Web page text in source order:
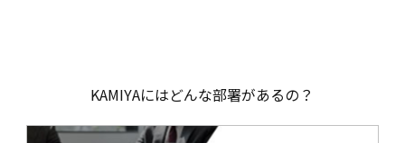
KAMIYAにはどんな部署があるの？